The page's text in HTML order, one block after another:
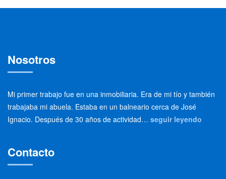
Nosotros
Mi primer trabajo fue en una inmobiliaria. Era de mi tío y también
trabajaba mi abuela. Estaba en un balneario cerca de José
Ignacio. Después de 30 años de actividad… seguir leyendo
Contacto